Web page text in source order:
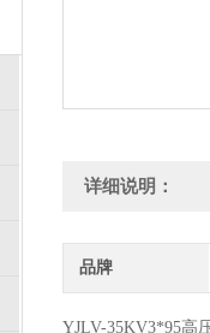
详细说明：
品牌
YJLV-35KV3*95高